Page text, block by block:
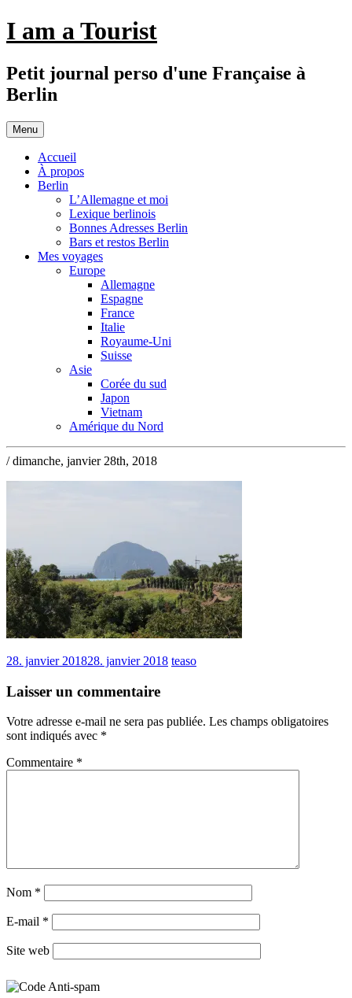
Aller
au
I am a Tourist
Petit journal perso d'une Française à
Berlin
Menu
Accueil
À propos
Berlin
L’Allemagne et moi
Lexique berlinois
Bonnes Adresses Berlin
Bars et restos Berlin
Mes voyages
Europe
Allemagne
Espagne
France
Italie
Royaume-Uni
Suisse
Asie
Corée du sud
Japon
Vietnam
Amérique du Nord
/ dimanche, janvier 28th, 2018
28. janvier 201828. janvier 2018 teaso
Laisser un commentaire
Votre adresse e-mail ne sera pas publiée. Les champs obligatoires
sont indiqués avec *
Commentaire *
Nom *
E-mail *
Site web